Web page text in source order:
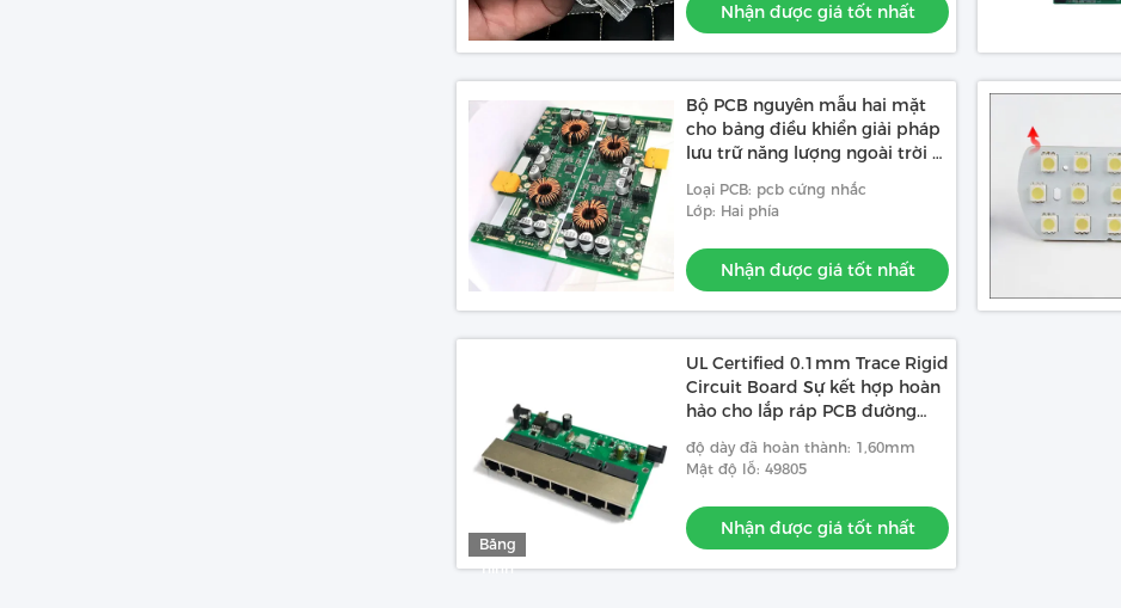
Nhận được giá tốt nhất
Bộ PCB nguyên mẫu hai mặt
cho bảng điều khiển giải pháp
lưu trữ năng lượng ngoài trời di
Loại PCB: pcb cứng nhắc
Lớp: Hai phía
Nhận được giá tốt nhất
Băng
hình
UL Certified 0.1mm Trace Rigid
Circuit Board Sự kết hợp hoàn
hảo cho lắp ráp PCB đường
độ dày đã hoàn thành: 1,60mm
Mật độ lỗ: 49805
Nhận được giá tốt nhất